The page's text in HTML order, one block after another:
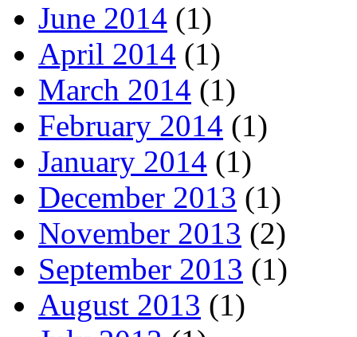
June 2014 (1)
April 2014 (1)
March 2014 (1)
February 2014 (1)
January 2014 (1)
December 2013 (1)
November 2013 (2)
September 2013 (1)
August 2013 (1)